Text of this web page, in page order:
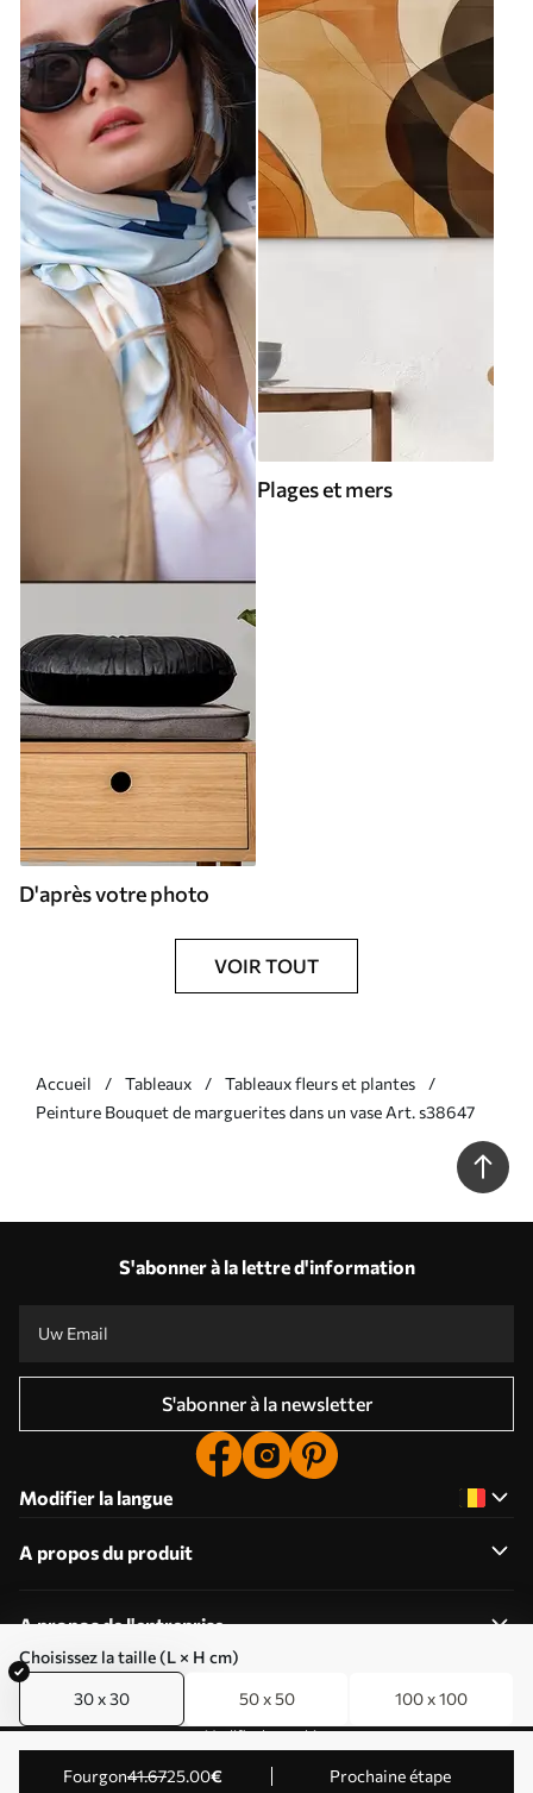
Choisissez la taille (L × H cm)
30 x 30 50 x 50 100 x 100
Fourgon41.6725.00€ Prochaine étape
D'après votre photo
Plages et mers
VOIR TOUT
Accueil Tableaux
Tableaux fleurs et plantes
Peinture Bouquet de marguerites dans un vase Art. s38647
S'abonner à la lettre d'information
S'abonner à la newsletter
Modifier la langue
A propos du produit
A propos de l'entreprise
Modifier les cookies
© 2011-2026 Uwalls . Tous droits réservés. Exploité par